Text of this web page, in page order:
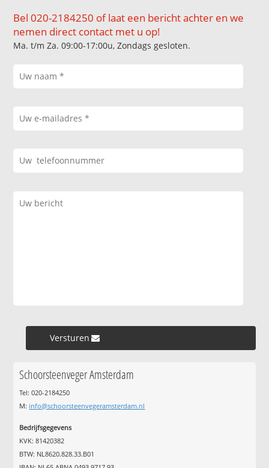
Bel 020-2184250 of laat een bericht achter en we
nemen direct contact met u op!
Ma. t/m Za. 09:00-17:00u, Zondags gesloten.
Versturen »
Schoorsteenveger Amsterdam
Tel: 020-2184250
M: info@schoorsteenvegeramsterdam.nl
Bedrijfsgegevens
KVK: 81420382
BTW: NL8620.828.33.B01